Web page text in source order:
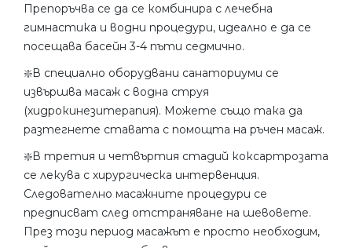
Препоръчва се да се комбинира с лечебна
гимнастика и водни процедури, идеално е да се
посещава басейн 3-4 пъти седмично.
❇️В специално оборудвани санаториуми се
извършва масаж с водна струя
(хидрокинезитерапия). Можете също така да
разтегнете ставата с помощта на ръчен масаж.
❇️В третия и четвъртия стадий коксартрозата
се лекува с хирургическа интервенция.
Следователно масажните процедури се
предписват след отстраняване на шевовете.
През този период масажът е просто необходим,